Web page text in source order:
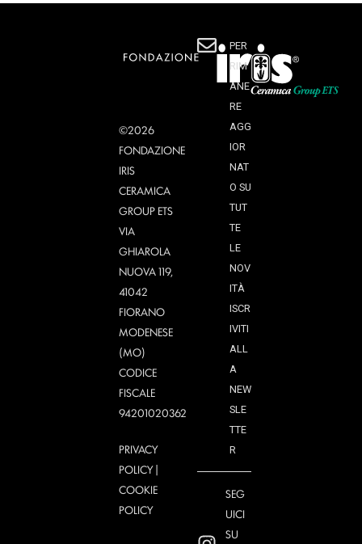
©2026
FONDAZIONE
IRIS
CERAMICA
GROUP ETS
VIA
GHIAROLA
NUOVA 119,
41042
FIORANO
MODENESE
(MO)
CODICE
FISCALE
94201020362
PRIVACY
POLICY|
COOKIE
POLICY
PER
RIM
ANE
RE
AGG
IOR
NAT
O SU
TUT
TE
LE
NOV
ITÀ
ISCR
IVITI
ALL
A
NEW
SLE
TTE
R
SEG
UICI
SU